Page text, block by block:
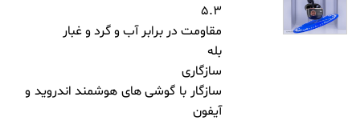
5.3
مقاومت در برابر آب و گرد و غبار
بله
سازگاری
سازگار با گوشی های هوشمند اندروید و
آیفون